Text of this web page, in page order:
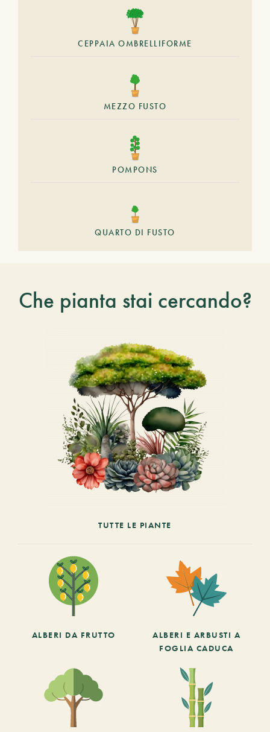
CEPPAIA OMBRELLIFORME
MEZZO FUSTO
POMPONS
QUARTO DI FUSTO
Che pianta stai cercando?
TUTTE LE PIANTE
ALBERI DA FRUTTO
ALBERI E ARBUSTI A
FOGLIA CADUCA